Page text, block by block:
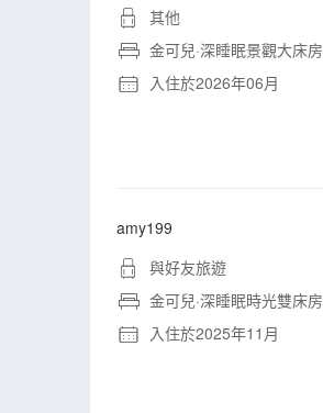
其他
金可兒·深睡眠景觀大床房
入住於2026年06月
amy199
與好友旅遊
金可兒·深睡眠時光雙床房
入住於2025年11月